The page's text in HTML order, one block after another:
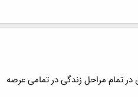
در تمام مراحل زندگی در تمامی عرصه